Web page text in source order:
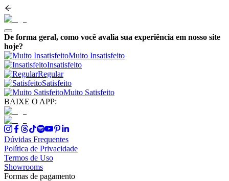
De forma geral, como você avalia sua experiência em nosso site
hoje?
Muito Insatisfeito
Insatisfeito
Regular
Satisfeito
Muito Satisfeito
BAIXE O APP:
Dúvidas Frequentes
Política de Privacidade
Termos de Uso
Showrooms
Formas de pagamento